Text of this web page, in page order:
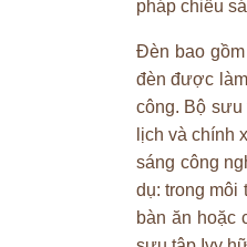
pháp chiếu
Đèn bao
đèn được
công. Bộ sưu
lịch và chính
sáng công
dụ: trong môi
bàn ăn hoặc